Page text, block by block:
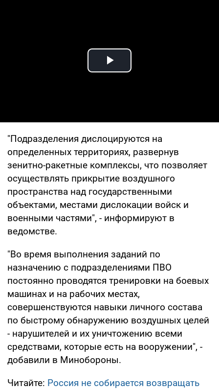
Play Video
"Подразделения дислоцируются на
определенных территориях, развернув
зенитно-ракетные комплексы, что позволяет
осуществлять прикрытие воздушного
пространства над государственными
объектами, местами дислокации войск и
военными частями", - информируют в
ведомстве.
"Во время выполнения заданий по
назначению с подразделениями ПВО
постоянно проводятся тренировки на боевых
машинах и на рабочих местах,
совершенствуются навыки личного состава
по быстрому обнаружению воздушных целей
- нарушителей и их уничтожению всеми
средствами, которые есть на вооружении", -
добавили в Минобороны.
Читайте: Россия не собирается возвращать